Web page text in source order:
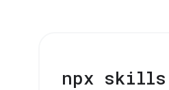
npx skills